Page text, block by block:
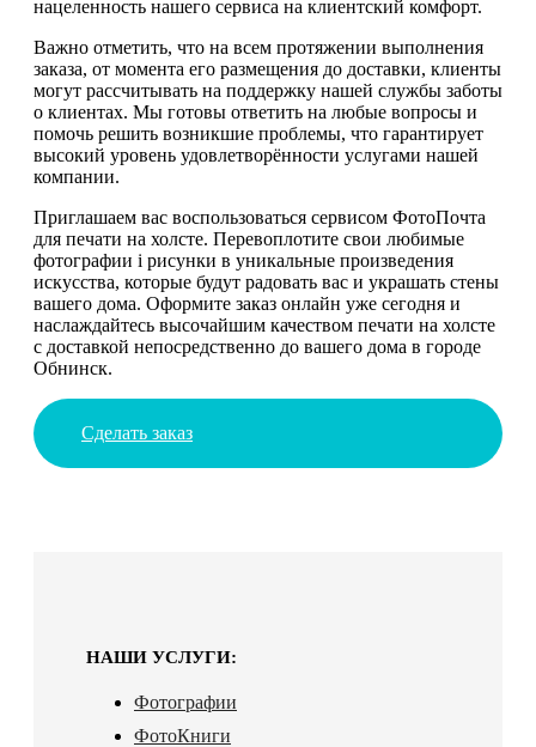
нацеленность нашего сервиса на клиентский комфорт.
Важно отметить, что на всем протяжении выполнения
заказа, от момента его размещения до доставки, клиенты
могут рассчитывать на поддержку нашей службы заботы
о клиентах. Мы готовы ответить на любые вопросы и
помочь решить возникшие проблемы, что гарантирует
высокий уровень удовлетворённости услугами нашей
компании.
Приглашаем вас воспользоваться сервисом ФотоПочта
для печати на холсте. Перевоплотите свои любимые
фотографии і рисунки в уникальные произведения
искусства, которые будут радовать вас и украшать стены
вашего дома. Оформите заказ онлайн уже сегодня и
наслаждайтесь высочайшим качеством печати на холсте
с доставкой непосредственно до вашего дома в городе
Обнинск.
Сделать заказ
НАШИ УСЛУГИ:
Фотографии
ФотоКниги